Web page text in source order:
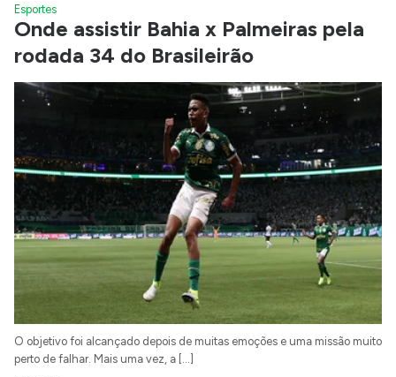
Esportes
Onde assistir Bahia x Palmeiras pela
rodada 34 do Brasileirão
O objetivo foi alcançado depois de muitas emoções e uma missão muito
perto de falhar. Mais uma vez, a […]